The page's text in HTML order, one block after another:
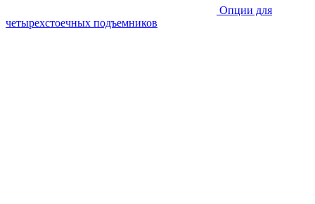
Опции для
четырехстоечных подъемников